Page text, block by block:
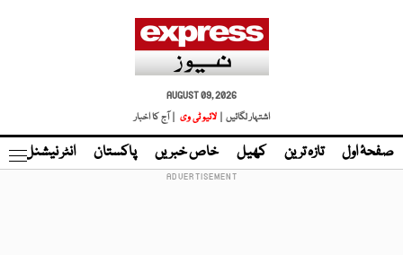
AUGUST 09, 2026
اشتہار لگائیں |
لائیو ٹی وی | آج کا اخبار
صفحۂ اول تازہ ترین کھیل خاص خبریں پاکستان انٹر نیشنل